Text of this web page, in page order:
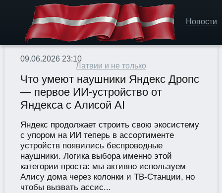
Новости
Латвии и не только
09.06.2026 23:10
Что умеют наушники Яндекс Дропс
— первое ИИ-устройство от
Яндекса с Алисой AI
Яндекс продолжает строить свою экосистему
с упором на ИИ теперь в ассортименте
устройств появились беспроводные
наушники. Логика выбора именно этой
категории проста: мы активно используем
Алису дома через колонки и ТВ-Станции, но
чтобы вызвать ассис...